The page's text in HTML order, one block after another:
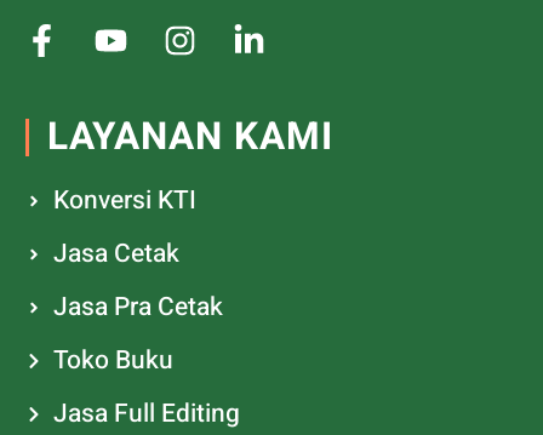
LAYANAN KAMI
Konversi KTI
Jasa Cetak
Jasa Pra Cetak
Toko Buku
Jasa Full Editing